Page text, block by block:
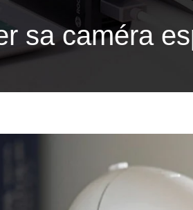
sa caméra